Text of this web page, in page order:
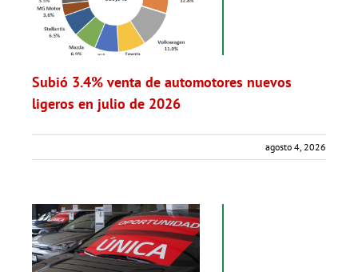
Subió 3.4% venta de automotores nuevos
ligeros en julio de 2026
agosto 4, 2026